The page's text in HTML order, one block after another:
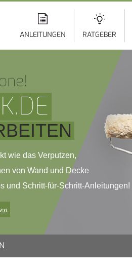
ANLEITUNGEN RATGEBER
wie das Verputzen,
von Wand und Decke
und Schritt-für-Schritt-Anleitungen!